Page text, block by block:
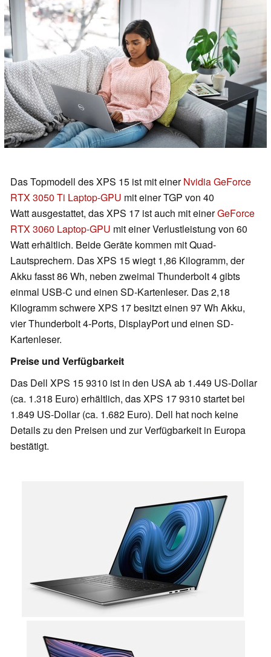
Das Topmodell des XPS 15 ist mit einerNvidia GeForce
RTX 3050 Ti Laptop-GPU mit einer TGP von 40
Watt ausgestattet, das XPS 17 ist auch mit einerGeForce
RTX 3060 Laptop-GPU mit einer Verlustleistung von 60
Watt erhältlich. Beide Geräte kommen mit Quad-
Lautsprechern. Das XPS 15 wiegt 1,86 Kilogramm, der
Akku fasst 86 Wh, neben zweimal Thunderbolt 4 gibts
einmal USB-C und einen SD-Kartenleser. Das 2,18
Kilogramm schwere XPS 17 besitzt einen 97 Wh Akku,
vier Thunderbolt 4-Ports, DisplayPort und einen SD-
Kartenleser.
Preise und Verfügbarkeit
Das Dell XPS 15 9310 ist in den USA ab 1.449 US-Dollar
(ca. 1.318 Euro) erhältlich, das XPS 17 9310 startet bei
1.849 US-Dollar (ca. 1.682 Euro). Dell hat noch keine
Details zu den Preisen und zur Verfügbarkeit in Europa
bestätigt.